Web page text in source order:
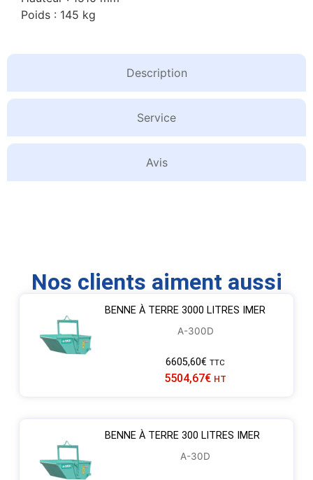
Description
Service
Avis
Poids : 145 kg
Nos clients aiment aussi
BENNE À TERRE 3000 LITRES IMER
A-300D
6605,60€ TTC
5504,67€ HT
BENNE À TERRE 300 LITRES IMER
A-30D